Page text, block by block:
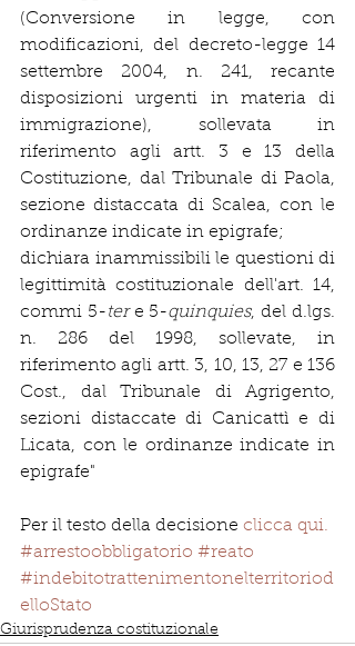
(Conversione in legge, con
modificazioni, del decreto-legge 14
settembre 2004, n. 241, recante
disposizioni urgenti in materia di
immigrazione), sollevata in
riferimento agli artt. 3 e 13 della
Costituzione, dal Tribunale di Paola,
sezione distaccata di Scalea, con le
ordinanze indicate in epigrafe;
dichiara inammissibili le questioni di
legittimità costituzionale dell'art. 14,
commi 5-ter e 5-quinquies, del d.lgs.
n. 286 del 1998, sollevate, in
riferimento agli artt. 3, 10, 13, 27 e 136
Cost., dal Tribunale di Agrigento,
sezioni distaccate di Canicattì e di
Licata, con le ordinanze indicate in
epigrafe"
Per il testo della decisione clicca qui.
#arrestoobbligatorio #reato
#indebitotrattenimentonelterritoriod
elloStato
Giurisprudenza costituzionale